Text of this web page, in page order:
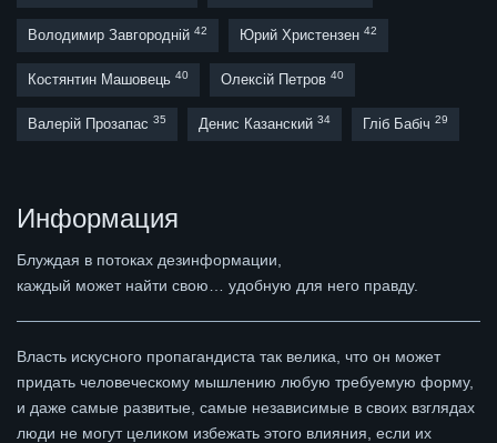
Володимир Завгородній 42 Юрий Христензен 42
Костянтин Машовець 40 Олексій Петров 40
Валерій Прозапас 35 Денис Казанский 34 Гліб Бабіч 29
Информация
Блуждая в потоках дезинформации,
каждый может найти свою… удобную для него правду.
Власть искусного пропагандиста так велика, что он может
придать человеческому мышлению любую требуемую форму,
и даже самые развитые, самые независимые в своих взглядах
люди не могут целиком избежать этого влияния, если их